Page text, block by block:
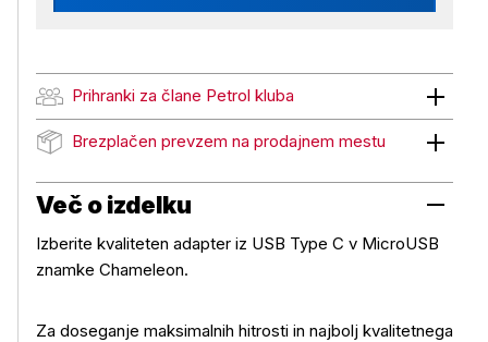
Prihranki za člane Petrol kluba
Prihranki za člane Petrol kluba
Brezplačen prevzem na prodajnem mestu
Brezplačen prevzem na prodajnem mestu
Več o izdelku
Izberite kvaliteten adapter iz USB Type C v MicroUSB
znamke Chameleon.
Za doseganje maksimalnih hitrosti in najbolj kvalitetnega